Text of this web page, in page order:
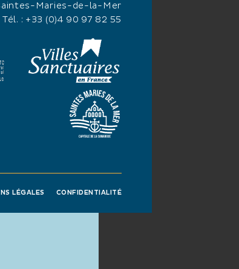
Maries-de-la-Mer
Tél. : +33 (0)4 90 97 82 55
LÉGALES CONFIDENTIALITÉ